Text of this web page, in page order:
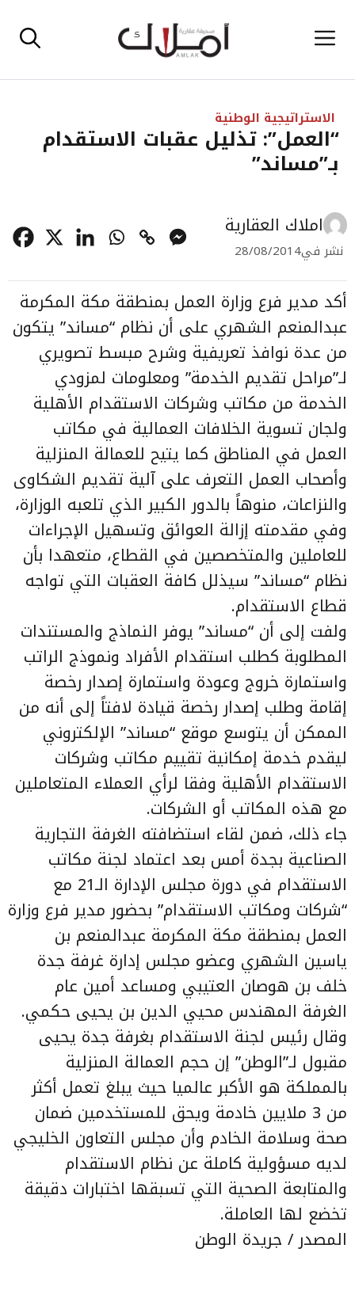
إلى القائمة
الاستراتيجية الوطنية
“العمل”: تذليل عقبات الاستقدام
بـ”مساند”
املاك العقارية
نشر في28/08/2014
أكد مدير فرع وزارة العمل بمنطقة مكة المكرمة
عبدالمنعم الشهري على أن نظام “مساند” يتكون
من عدة نوافذ تعريفية وشرح مبسط تصويري
لـ”مراحل تقديم الخدمة” ومعلومات لمزودي
الخدمة من مكاتب وشركات الاستقدام الأهلية
ولجان تسوية الخلافات العمالية في مكاتب
العمل في المناطق كما يتيح للعمالة المنزلية
وأصحاب العمل التعرف على آلية تقديم الشكاوى
والنزاعات، منوهاً بالدور الكبير الذي تلعبه الوزارة،
وفي مقدمته إزالة العوائق وتسهيل الإجراءات
للعاملين والمتخصصين في القطاع، متعهدا بأن
نظام “مساند” سيذلل كافة العقبات التي تواجه
قطاع الاستقدام.
ولفت إلى أن “مساند” يوفر النماذج والمستندات
المطلوبة كطلب استقدام الأفراد ونموذج الراتب
واستمارة خروج وعودة واستمارة إصدار رخصة
إقامة وطلب إصدار رخصة قيادة لافتاً إلى أنه من
الممكن أن يتوسع موقع “مساند” الإلكتروني
ليقدم خدمة إمكانية تقييم مكاتب وشركات
الاستقدام الأهلية وفقا لرأي العملاء المتعاملين
مع هذه المكاتب أو الشركات.
جاء ذلك، ضمن لقاء استضافته الغرفة التجارية
الصناعية بجدة أمس بعد اعتماد لجنة مكاتب
الاستقدام في دورة مجلس الإدارة الـ21 مع
“شركات ومكاتب الاستقدام” بحضور مدير فرع وزارة
العمل بمنطقة مكة المكرمة عبدالمنعم بن
ياسين الشهري وعضو مجلس إدارة غرفة جدة
خلف بن هوصان العتيبي ومساعد أمين عام
الغرفة المهندس محيي الدين بن يحيى حكمي.
وقال رئيس لجنة الاستقدام بغرفة جدة يحيى
مقبول لـ”الوطن” إن حجم العمالة المنزلية
بالمملكة هو الأكبر عالميا حيث يبلغ تعمل أكثر
من 3 ملايين خادمة ويحق للمستخدمين ضمان
صحة وسلامة الخادم وأن مجلس التعاون الخليجي
لديه مسؤولية كاملة عن نظام الاستقدام
والمتابعة الصحية التي تسبقها اختبارات دقيقة
تخضع لها العاملة.
المصدر / جريدة الوطن